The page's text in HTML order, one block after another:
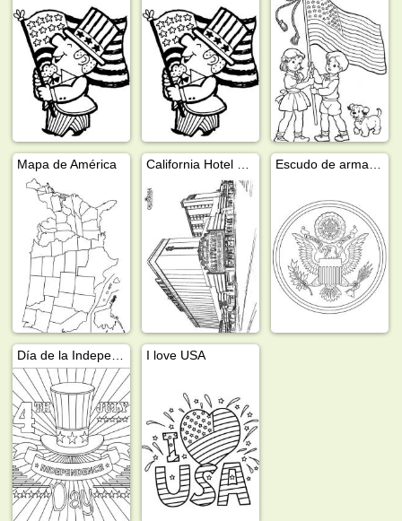
Mapa de América
I love USA